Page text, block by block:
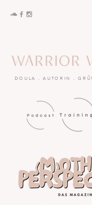
DOULA . AUTORIN .